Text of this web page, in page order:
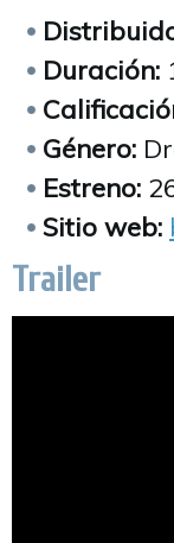
Duración:
Género:
Estreno:
Sitio web:
Trailer